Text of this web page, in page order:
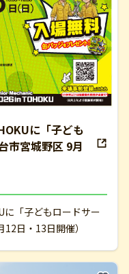
に「子ども
市宮城野区 9月
に「子どもロードサー
日・13日開催）